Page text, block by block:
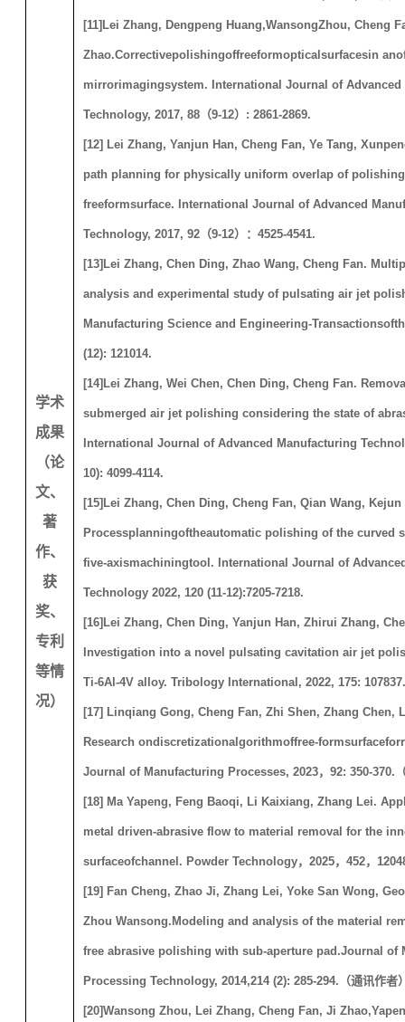
学术
成果
（论
文、
著
作、
获
奖、
专利
等情
况）
[11] Lei Zhang, Dengpeng Huang,WansongZhou, Cheng
Zhao.Correctivepolishingoffreeformopticalsurfacesin
mirrorimagingsystem. International Journal of
Technology, 2017, 88（9-12） : 2861-2869.
[12] Lei Zhang, Yanjun Han, Cheng Fan, Ye Tang,
path planning for physically uniform overlap of
freeformsurface. International Journal of Advanced
Technology, 2017, 92（9-12）： 4525-4541.
[13] Lei Zhang, Chen Ding, Zhao Wang, Cheng Fan.
analysis and experimental study of pulsating air jet
Manufacturing Science and Engineering-
(12): 121014.
[14] Lei Zhang, Wei Chen, Chen Ding, Cheng Fan.
submerged air jet polishing considering the state of
International Journal of Advanced Manufacturing
10): 4099-4114.
[15] Lei Zhang, Chen Ding, Cheng Fan, Qian Wang, Kejun
Processplanningoftheautomatic polishing of the curved
five-axismachiningtool. International Journal of
Technology 2022, 120 (11-12):7205-7218.
[16] Lei Zhang, Chen Ding, Yanjun Han, Zhirui Zhang,
Investigation into a novel pulsating cavitation air jet
Ti-6Al-4V alloy. Tribology International, 2022, 175: 107837.
[17] Linqiang Gong, Cheng Fan, Zhi Shen, Zhang Chen,
Research ondiscretizationalgorithmoffree-
Journal of Manufacturing Processes, 2023， 92: 350-370.
[18] Ma Yapeng, Feng Baoqi, Li Kaixiang, Zhang Lei.
metal driven-abrasive flow to material removal for the
surfaceofchannel. Powder Technology， 2025， 452，
[19] Fan Cheng, Zhao Ji, Zhang Lei, Yoke San Wong,
Zhou Wansong. Modeling and analysis of the material
free abrasive polishing with sub-aperture pad .Journal of
Processing Technology, 2014,214 (2): 285-294. （通讯作者
[20]Wansong Zhou, Lei Zhang, Cheng Fan, Ji Zhao,